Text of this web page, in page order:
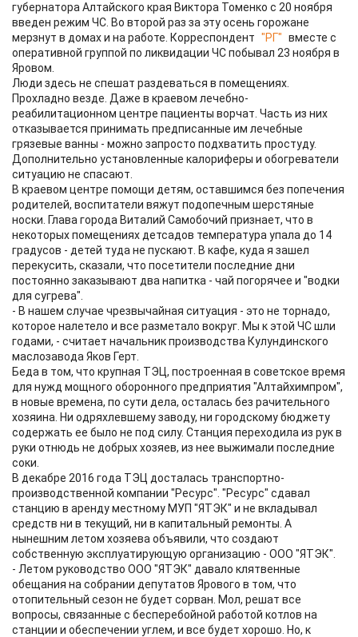
губернатора Алтайского края Виктора Томенко с 20 ноября
введен режим ЧС. Во второй раз за эту осень горожане
мерзнут в домах и на работе. Корреспондент "РГ" вместе с
оперативной группой по ликвидации ЧС побывал 23 ноября в
Яровом.
Люди здесь не спешат раздеваться в помещениях.
Прохладно везде. Даже в краевом лечебно-
реабилитационном центре пациенты ворчат. Часть из них
отказывается принимать предписанные им лечебные
грязевые ванны - можно запросто подхватить простуду.
Дополнительно установленные калориферы и обогреватели
ситуацию не спасают.
В краевом центре помощи детям, оставшимся без попечения
родителей, воспитатели вяжут подопечным шерстяные
носки. Глава города Виталий Самобочий признает, что в
некоторых помещениях детсадов температура упала до 14
градусов - детей туда не пускают. В кафе, куда я зашел
перекусить, сказали, что посетители последние дни
постоянно заказывают два напитка - чай погорячее и "водки
для сугрева".
- В нашем случае чрезвычайная ситуация - это не торнадо,
которое налетело и все разметало вокруг. Мы к этой ЧС шли
годами, - считает начальник производства Кулундинского
маслозавода Яков Герт.
Беда в том, что крупная ТЭЦ, построенная в советское время
для нужд мощного оборонного предприятия "Алтайхимпром",
в новые времена, по сути дела, осталась без рачительного
хозяина. Ни одряхлевшему заводу, ни городскому бюджету
содержать ее было не под силу. Станция переходила из рук в
руки отнюдь не добрых хозяев, из нее выжимали последние
соки.
В декабре 2016 года ТЭЦ досталась транспортно-
производственной компании "Ресурс". "Ресурс" сдавал
станцию в аренду местному МУП "ЯТЭК" и не вкладывал
средств ни в текущий, ни в капитальный ремонты. А
нынешним летом хозяева объявили, что создают
собственную эксплуатирующую организацию - ООО "ЯТЭК".
- Летом руководство ООО "ЯТЭК" давало клятвенные
обещания на собрании депутатов Ярового в том, что
отопительный сезон не будет сорван. Мол, решат все
вопросы, связанные с бесперебойной работой котлов на
станции и обеспечении углем, и все будет хорошо. Но, к